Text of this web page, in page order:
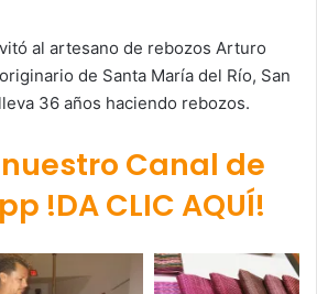
al artesano de rebozos Arturo
de Santa María del Río, San
36 años haciendo rebozos.
Canal de
!DA CLIC AQUÍ!